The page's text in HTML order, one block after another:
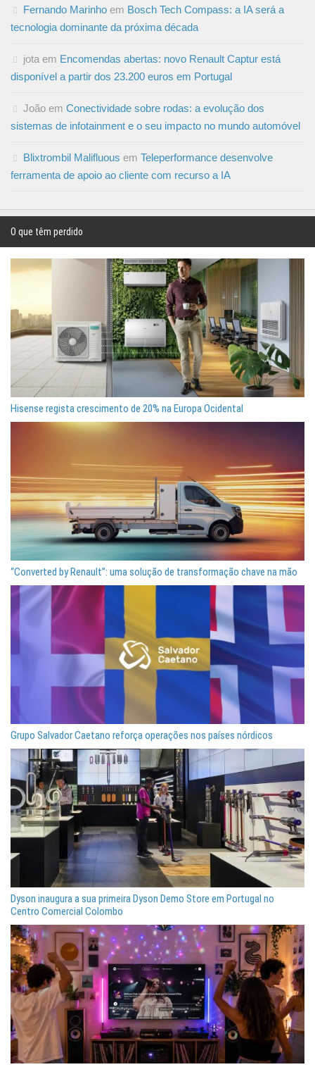
Fernando Marinho em Bosch Tech Compass: a IA será a
tecnologia dominante da próxima década
jota em Encomendas abertas: novo Renault Captur está
disponível a partir dos 23.200 euros em Portugal
João em Conectividade sobre rodas: a evolução dos
sistemas de infotainment e o seu impacto no mundo automóvel
Blixtrombil Malifluous em Teleperformance desenvolve
ferramenta de apoio ao cliente com recurso a IA
O que têm perdido
Hisense regista crescimento de 20% na Europa Ocidental
“Converted by Renault”: uma solução de transformação chave na mão
Grupo Salvador Caetano reforça operações nos países nórdicos
Dyson inaugura a sua primeira Dyson Demo Store em Portugal no
Centro Comercial Colombo